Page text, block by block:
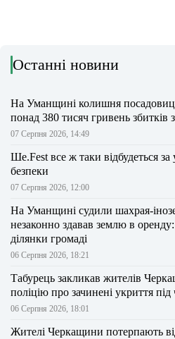
Останні новини
На Уманщині колишня
понад 380 тисяч гривень збитків
07 Серпня 2026, 14:49
Ше.Fest все ж таки відбудеться
безпеки
07 Серпня 2026, 12:00
На Уманщині судили шахрая-
незаконно здавав землю в
ділянки громаді
06 Серпня 2026, 18:21
Табурець закликав жителів
поліцію про зачинені укриття під
06 Серпня 2026, 18:01
Жителі Черкащини потерпають